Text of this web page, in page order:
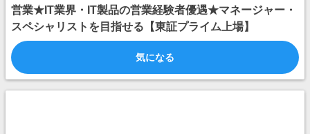
営業★IT業界・IT製品の営業経験者優遇★マネージャー・
スペシャリストを目指せる【東証プライム上場】
気になる